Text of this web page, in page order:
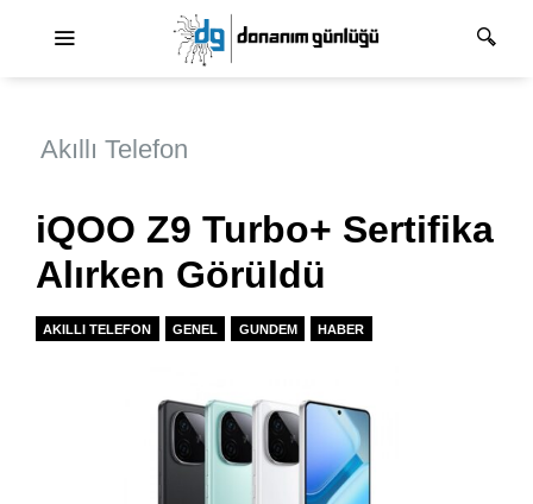
Akıllı Telefon
iQOO Z9 Turbo+ Sertifika
Alırken Görüldü
AKILLI TELEFON GENEL GUNDEM HABER